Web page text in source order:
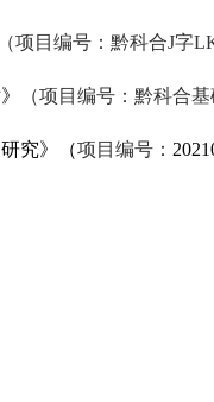
目编号：黔科合J字
（项目编号：黔科合基
究》（项目编号：